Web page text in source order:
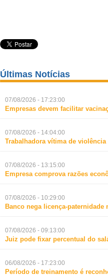
Últimas Notícias
07/08/2026 - 17:23:00
Empresas devem facilitar
07/08/2026 - 14:04:00
Trabalhadora vítima de
07/08/2026 - 13:15:00
Empresa comprova razões
07/08/2026 - 10:29:00
Banco nega licença-
07/08/2026 - 09:13:00
Juiz pode fixar percentual do
06/08/2026 - 17:23:00
Período de treinamento é